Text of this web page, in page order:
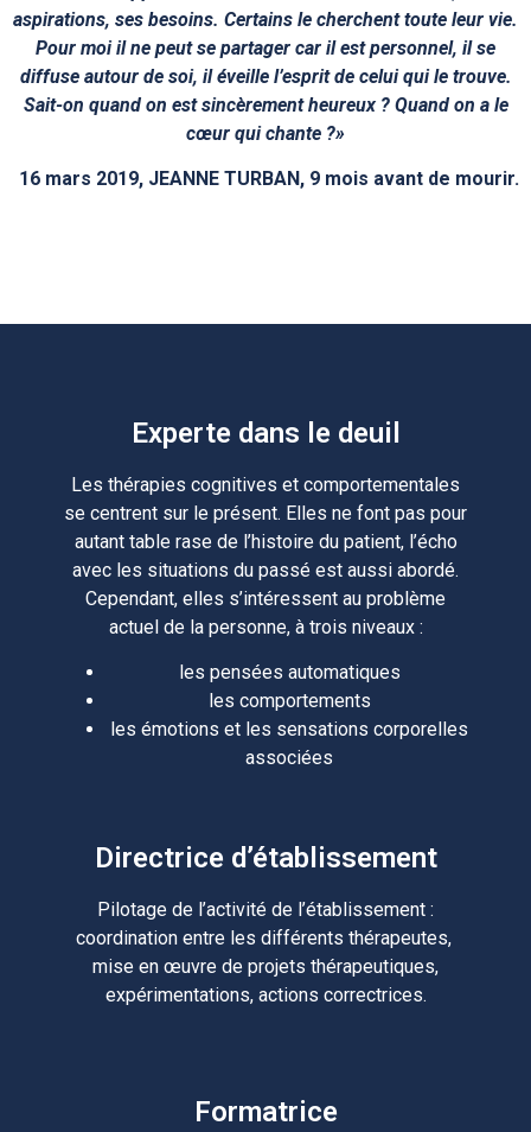
aspirations, ses besoins. Certains le cherchent toute leur vie.
Pour moi il ne peut se partager car il est personnel, il se
diffuse autour de soi, il éveille l’esprit de celui qui le trouve.
Sait-on quand on est sincèrement heureux ? Quand on a le
cœur qui chante ?»
16 mars 2019, JEANNE TURBAN, 9 mois avant de mourir.
Experte dans le deuil
Les thérapies cognitives et comportementales
se centrent sur le présent. Elles ne font pas pour
autant table rase de l’histoire du patient, l’écho
avec les situations du passé est aussi abordé.
Cependant, elles s’intéressent au problème
actuel de la personne, à trois niveaux :
les pensées automatiques
les comportements
les émotions et les sensations corporelles
associées
Directrice d’établissement
Pilotage de l’activité de l’établissement :
coordination entre les différents thérapeutes,
mise en œuvre de projets thérapeutiques,
expérimentations, actions correctrices.
Formatrice